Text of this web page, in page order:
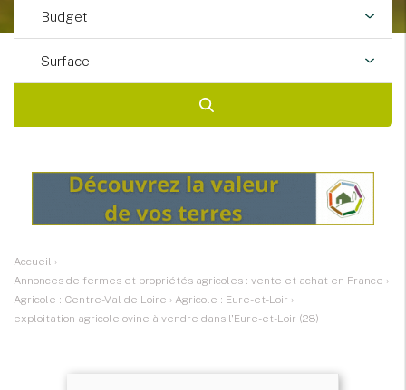
Budget
Surface
Accueil ›
Annonces de fermes et propriétés agricoles : vente et achat en France ›
Agricole : Centre-Val de Loire › Agricole : Eure-et-Loir ›
exploitation agricole ovine à vendre dans l'Eure-et-Loir (28)